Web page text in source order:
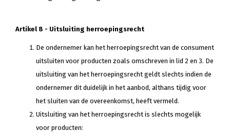
Artikel 8 - Uitsluiting herroepingsrecht
De ondernemer kan het herroepingsrecht van de consument
uitsluiten voor producten zoals omschreven in lid 2 en 3. De
uitsluiting van het herroepingsrecht geldt slechts indien de
ondernemer dit duidelijk in het aanbod, althans tijdig voor
het sluiten van de overeenkomst, heeft vermeld.
Uitsluiting van het herroepingsrecht is slechts mogelijk
voor producten: